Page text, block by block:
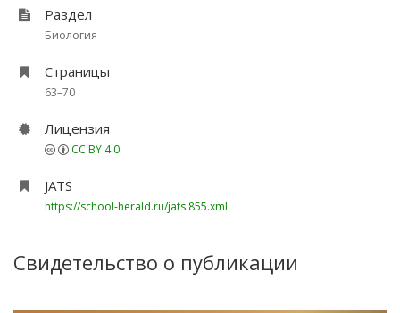
Раздел
Биология
Страницы
63–70
Лицензия
CC BY 4.0
JATS
https://school-herald.ru/jats.855.xml
Свидетельство о публикации